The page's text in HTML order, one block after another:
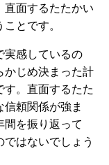
面するたたかい
とです。
感しているの
かじめ決まった計
す。直面するたた
頼関係が強ま
間を振り返って
はないでしょう